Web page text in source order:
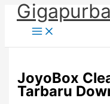
Skip
content
JoyoBox
Tarbaru